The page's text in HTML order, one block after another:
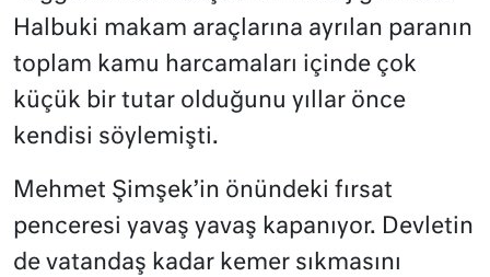
Halbuki makam araçlarına ayrılan paranın
toplam kamu harcamaları içinde çok
küçük bir tutar olduğunu yıllar önce
kendisi söylemişti.
Mehmet Şimşek’in önündeki fırsat
penceresi yavaş yavaş kapanıyor. Devletin
de vatandaş kadar kemer sıkmasını